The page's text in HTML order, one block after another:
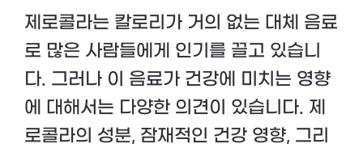
제로콜라는 칼로리가 거의 없는 대체 음료
로 많은 사람들에게 인기를 끌고 있습니
다. 그러나 이 음료가 건강에 미치는 영향
에 대해서는 다양한 의견이 있습니다. 제
로콜라의 성분, 잠재적인 건강 영향, 그리